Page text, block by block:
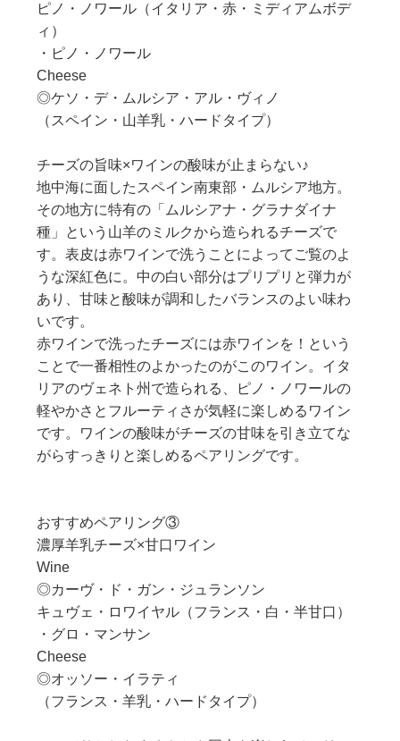
ピノ・ノワール（イタリア・赤・ミディアムボデ
ィ）
・ピノ・ノワール
Cheese
◎ケソ・デ・ムルシア・アル・ヴィノ
（スペイン・山羊乳・ハードタイプ）
チーズの旨味×ワインの酸味が止まらない♪
地中海に面したスペイン南東部・ムルシア地方。
その地方に特有の「ムルシアナ・グラナダイナ
種」という山羊のミルクから造られるチーズで
す。表皮は赤ワインで洗うことによってご覧のよ
うな深紅色に。中の白い部分はプリプリと弾力が
あり、甘味と酸味が調和したバランスのよい味わ
いです。
赤ワインで洗ったチーズには赤ワインを！という
ことで一番相性のよかったのがこのワイン。イタ
リアのヴェネト州で造られる、ピノ・ノワールの
軽やかさとフルーティさが気軽に楽しめるワイン
です。ワインの酸味がチーズの甘味を引き立てな
がらすっきりと楽しめるペアリングです。
おすすめペアリング③
濃厚羊乳チーズ×甘口ワイン
Wine
◎カーヴ・ド・ガン・ジュランソン
キュヴェ・ロワイヤル（フランス・白・半甘口）
・グロ・マンサン
Cheese
◎オッソー・イラティ
（フランス・羊乳・ハードタイプ）